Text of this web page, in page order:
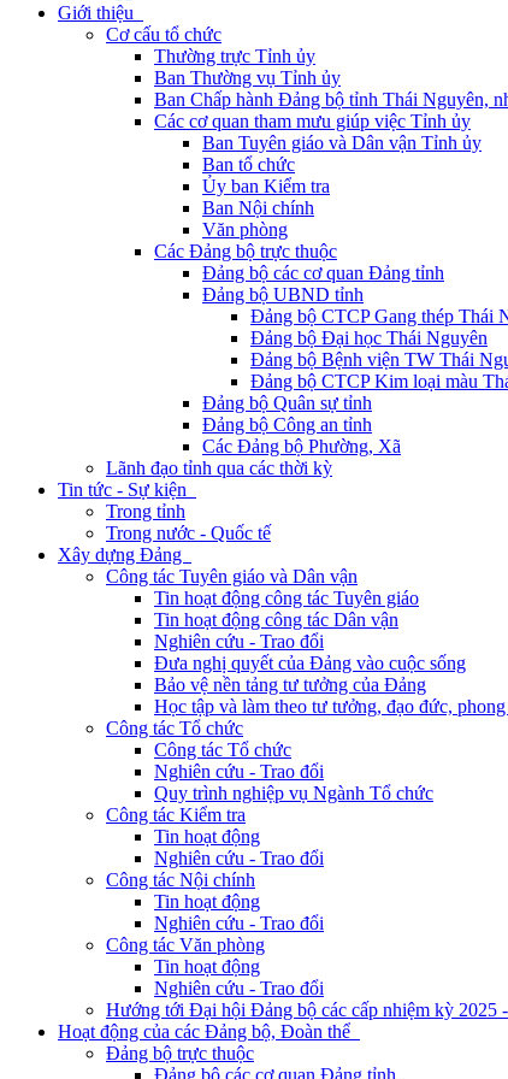
Giới thiệu
Cơ cấu tổ chức
Thường trực Tỉnh ủy
Ban Thường vụ Tỉnh ủy
Ban Chấp hành Đảng bộ tỉnh Thái Nguyên,
Các cơ quan tham mưu giúp việc Tỉnh ủy
Ban Tuyên giáo và Dân vận Tỉnh ủy
Ban tổ chức
Ủy ban Kiểm tra
Ban Nội chính
Văn phòng
Các Đảng bộ trực thuộc
Đảng bộ các cơ quan Đảng tỉnh
Đảng bộ UBND tỉnh
Đảng bộ CTCP Gang thép Thái
Đảng bộ Đại học Thái Nguyên
Đảng bộ Bệnh viện TW Thái
Đảng bộ CTCP Kim loại màu
Đảng bộ Quân sự tỉnh
Đảng bộ Công an tỉnh
Các Đảng bộ Phường, Xã
Lãnh đạo tỉnh qua các thời kỳ
Tin tức - Sự kiện
Trong tỉnh
Trong nước - Quốc tế
Xây dựng Đảng
Công tác Tuyên giáo và Dân vận
Tin hoạt động công tác Tuyên giáo
Tin hoạt động công tác Dân vận
Nghiên cứu - Trao đổi
Đưa nghị quyết của Đảng vào cuộc sống
Bảo vệ nền tảng tư tưởng của Đảng
Học tập và làm theo tư tưởng, đạo đức,
Công tác Tổ chức
Công tác Tổ chức
Nghiên cứu - Trao đổi
Quy trình nghiệp vụ Ngành Tổ chức
Công tác Kiểm tra
Tin hoạt động
Nghiên cứu - Trao đổi
Công tác Nội chính
Tin hoạt động
Nghiên cứu - Trao đổi
Công tác Văn phòng
Tin hoạt động
Nghiên cứu - Trao đổi
Hướng tới Đại hội Đảng bộ các cấp nhiệm kỳ 2025
Hoạt động của các Đảng bộ, Đoàn thể
Đảng bộ trực thuộc
Đảng bộ các cơ quan Đảng tỉnh